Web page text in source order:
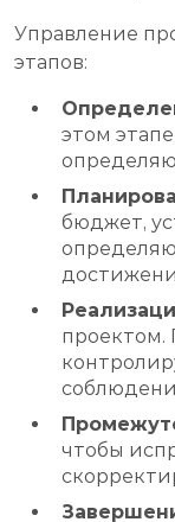
Управление
этапов:
этом
бюджет,
чтобы